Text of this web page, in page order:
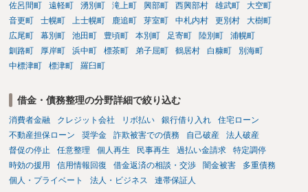
佐呂間町
遠軽町 湧別町 滝上町 興部町 西興部村 雄武町
大空町
音更町
士幌町 上士幌町 鹿追町 芽室町 中札内村 更別村
大樹町
広尾町
幕別町 池田町 豊頃町 本別町 足寄町 陸別町
浦幌町
釧路町
厚岸町 浜中町 標茶町 弟子屈町 鶴居村 白糠町
別海町
中標津町
標津町 羅臼町
借金・債務整理の分野詳細で絞り込む
消費者金融 クレジット会社 リボ払い 銀行借り入れ
住宅ローン
不動産担保ローン
奨学金 詐欺被害での債務 自己破産
法人破産
督促の停止
任意整理 個人再生 民事再生 過払い金請求
特定調停
時効の援用
信用情報回復 借金返済の相談・交渉 闇金被害
多重債務
個人・プライベート
法人・ビジネス 連帯保証人